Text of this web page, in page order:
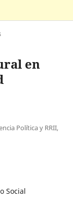
en
Política y RRII,
Social